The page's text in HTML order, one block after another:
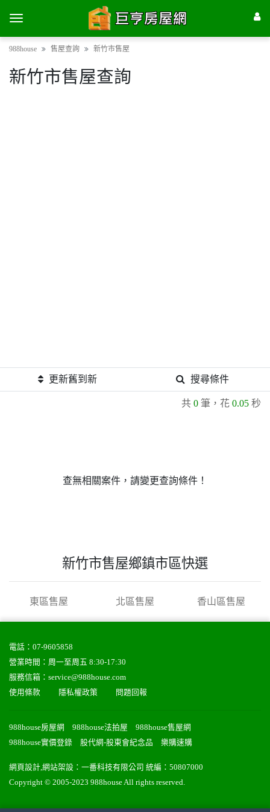
988house 售屋查詢 新竹市售屋
新竹市售屋查詢
更新舊到新 搜尋條件
共 0 筆，花 0.05 秒
查無相關案件，請變更查詢條件！
新竹市售屋鄉鎮市區快選
東區售屋 北區售屋 香山區售屋
電話： 07-9605858
營業時間：周一至周五 8:30-17:30
服務信箱： service@988house.com
使用條款
隱私權政策 問題回報
988house房屋網 988house法拍屋
988house售屋網
988house實價登錄
股代網-股東會紀念品 樂購速購
網頁設計,網站架設 ： 一番科技有限公司 統編：50807000
Copyright © 2005-2023 988house All rights reserved.